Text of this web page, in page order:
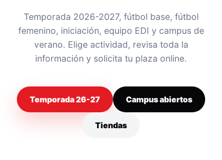
Temporada 2026-2027, fútbol base, fútbol
femenino, iniciación, equipo EDI y campus de
verano. Elige actividad, revisa toda la
información y solicita tu plaza online.
Temporada 26-27 Campus abiertos
Tiendas